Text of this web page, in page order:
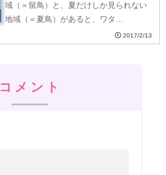
域（＝留鳥）と、夏だけしか見られない
地域（＝夏鳥）があると、ワタ…
2017/2/13
コメント